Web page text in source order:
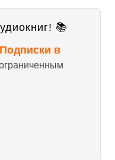
📚
в